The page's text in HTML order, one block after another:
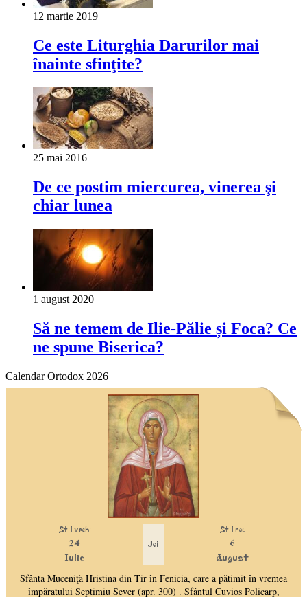
12 martie 2019
Ce este Liturghia Darurilor mai
înainte sfinţite?
25 mai 2016
De ce postim miercurea, vinerea şi
chiar lunea
1 august 2020
Să ne temem de Ilie-Pălie și Foca? Ce
ne spune Biserica?
Calendar Ortodox 2026